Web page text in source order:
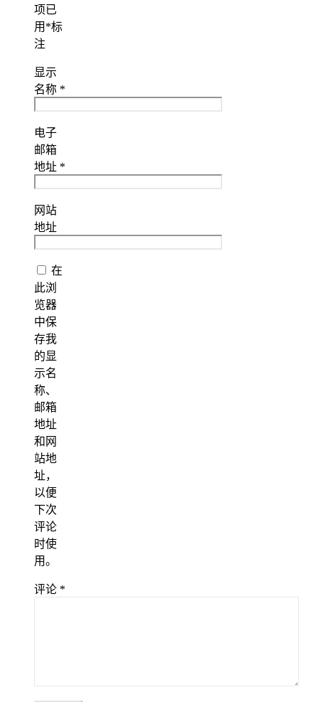
项已
用 *标
注
显示
名称 *
电子
邮箱
地址 *
网站
地址
在
此浏
览器
中保
存我
的显
示名
称、
邮箱
地址
和网
站地
址，
以便
下次
评论
时使
用。
评论 *